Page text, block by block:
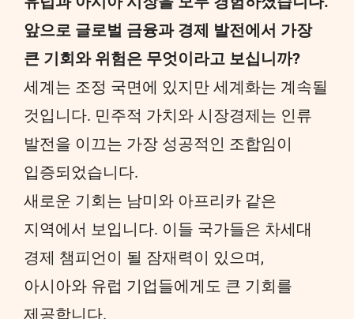
앞으로 글로벌 금융과 경제 발전에서 가장
큰 기회와 위험은 무엇이라고 보십니까?
세계는 조정 국면에 있지만 세계화는 계속될
것입니다. 민주적 가치와 시장경제는 인류
발전을 이끄는 가장 성공적인 조합임이
입증되었습니다.
새로운 기회는 남미와 아프리카 같은
지역에서 보입니다. 이들 국가들은 차세대
경제 챔피언이 될 잠재력이 있으며,
아시아와 유럽 기업들에게도 큰 기회를
제공합니다.